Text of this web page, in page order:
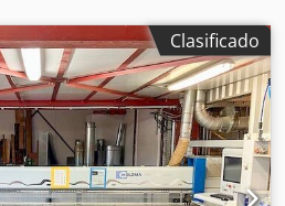
Clasificado